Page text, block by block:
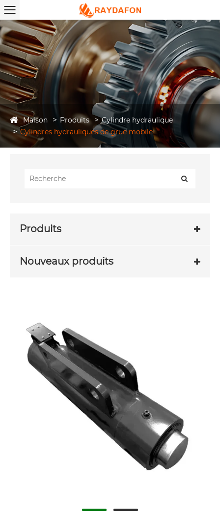
Maison Produits
Cylindre hydraulique
Cylindres hydrauliques de grue mobile
Produits
Nouveaux produits